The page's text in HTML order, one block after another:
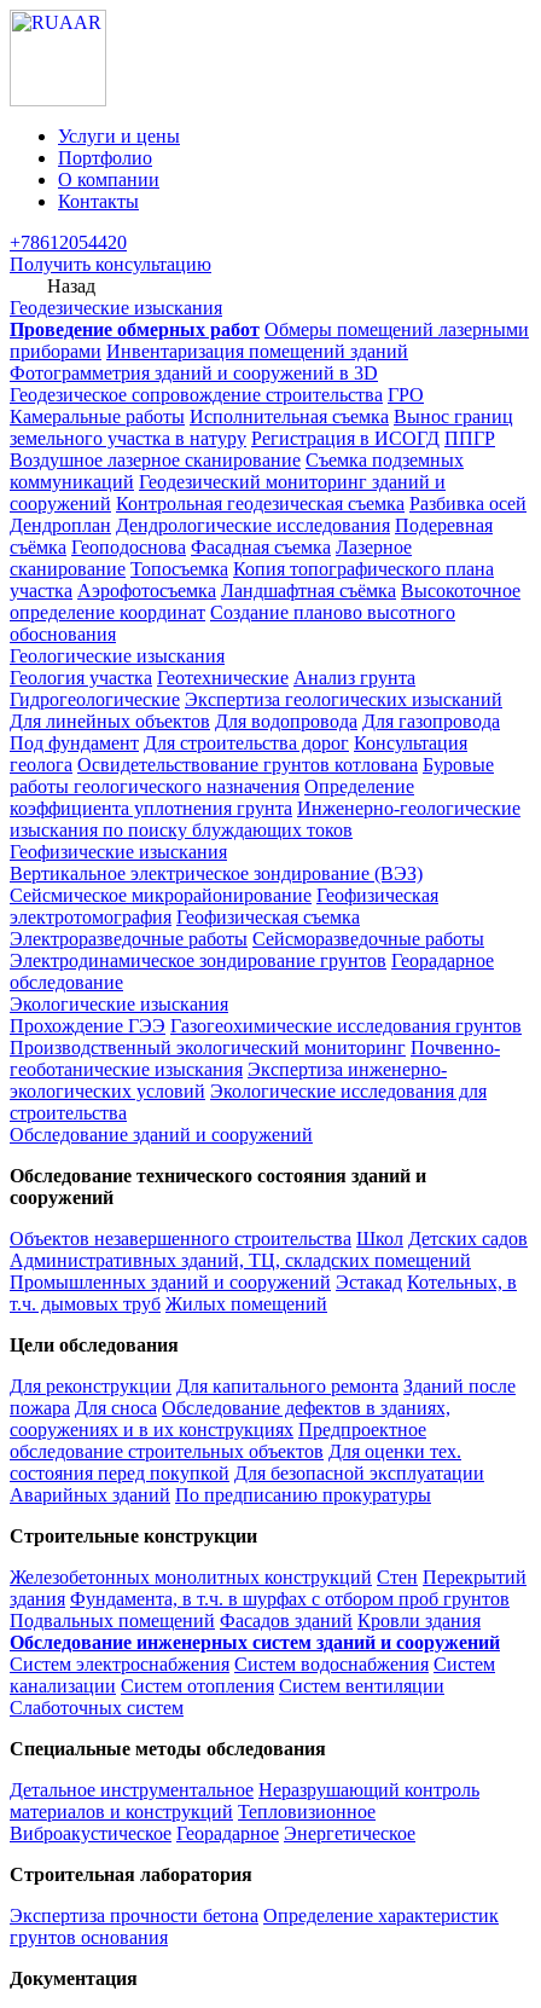
Услуги и цены
Портфолио
О компании
Контакты
+78612054420
Получить консультацию
Назад
Геодезические изыскания
Проведение обмерных работ Обмеры помещений лазерными
приборами Инвентаризация помещений зданий
Фотограмметрия зданий и сооружений в 3D
Геодезическое сопровождение строительства ГРО
Камеральные работы Исполнительная съемка Вынос границ
земельного участка в натуру Регистрация в ИСОГД ППГР
Воздушное лазерное сканирование Съемка подземных
коммуникаций Геодезический мониторинг зданий и
сооружений Контрольная геодезическая съемка Разбивка осей
Дендроплан Дендрологические исследования Подеревная
съёмка Геоподоснова Фасадная съемка Лазерное
сканирование Топосъемка Копия топографического плана
участка Аэрофотосъемка Ландшафтная съёмка Высокоточное
определение координат Создание планово высотного
обоснования
Геологические изыскания
Геология участка Геотехнические Анализ грунта
Гидрогеологические Экспертиза геологических изысканий
Для линейных объектов Для водопровода Для газопровода
Под фундамент Для строительства дорог Консультация
геолога Освидетельствование грунтов котлована Буровые
работы геологического назначения Определение
коэффициента уплотнения грунта Инженерно-геологические
изыскания по поиску блуждающих токов
Геофизические изыскания
Вертикальное электрическое зондирование (ВЭЗ)
Сейсмическое микрорайонирование Геофизическая
электротомография Геофизическая съемка
Электроразведочные работы Сейсморазведочные работы
Электродинамическое зондирование грунтов Георадарное
обследование
Экологические изыскания
Прохождение ГЭЭ Газогеохимические исследования грунтов
Производственный экологический мониторинг Почвенно-
геоботанические изыскания Экспертиза инженерно-
экологических условий Экологические исследования для
строительства
Обследование зданий и сооружений
Обследование технического состояния зданий и
сооружений
Объектов незавершенного строительства Школ Детских садов
Административных зданий, ТЦ, складских помещений
Промышленных зданий и сооружений Эстакад Котельных, в
т.ч. дымовых труб Жилых помещений
Цели обследования
Для реконструкции Для капитального ремонта Зданий после
пожара Для сноса Обследование дефектов в зданиях,
сооружениях и в их конструкциях Предпроектное
обследование строительных объектов Для оценки тех.
состояния перед покупкой Для безопасной эксплуатации
Аварийных зданий По предписанию прокуратуры
Строительные конструкции
Железобетонных монолитных конструкций Стен Перекрытий
здания Фундамента, в т.ч. в шурфах с отбором проб грунтов
Подвальных помещений Фасадов зданий Кровли здания
Обследование инженерных систем зданий и сооружений
Систем электроснабжения Систем водоснабжения Систем
канализации Систем отопления Систем вентиляции
Слаботочных систем
Специальные методы обследования
Детальное инструментальное Неразрушающий контроль
материалов и конструкций Тепловизионное
Виброакустическое Георадарное Энергетическое
Строительная лаборатория
Экспертиза прочности бетона Определение характеристик
грунтов основания
Документация